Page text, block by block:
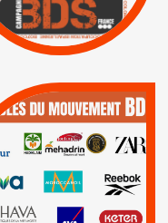
Lettres d'interpellation
QUE BOYCOTTER ?
BOYCOTT /
AXA BNP | CAF |
Carrefour | HP |